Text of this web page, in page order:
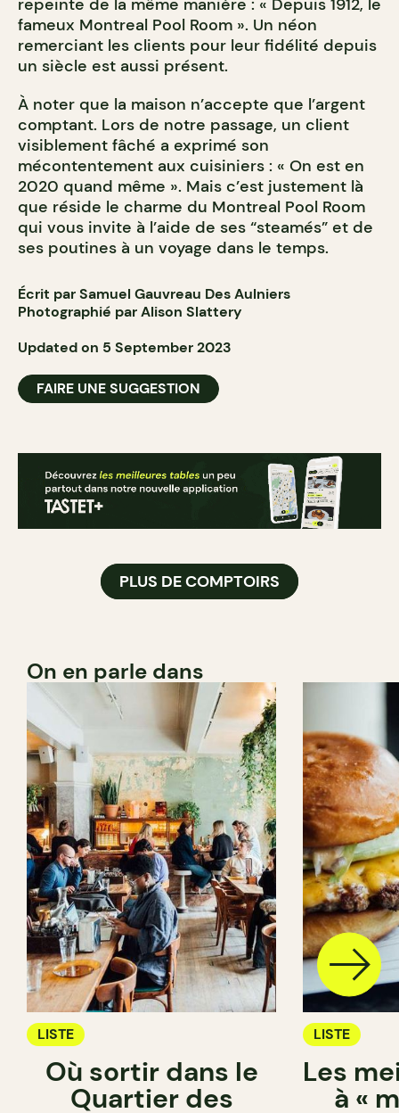
repeinte de la même manière : « Depuis 1912, le
fameux Montreal Pool Room ». Un néon
remerciant les clients pour leur fidélité depuis
un siècle est aussi présent.
À noter que la maison n’accepte que l’argent
comptant. Lors de notre passage, un client
visiblement fâché a exprimé son
mécontentement aux cuisiniers : « On est en
2020 quand même ». Mais c’est justement là
que réside le charme du Montreal Pool Room
qui vous invite à l’aide de ses “steamés” et de
ses poutines à un voyage dans le temps.
Écrit par Samuel Gauvreau Des Aulniers
Photographié par Alison Slattery
Updated on 5 September 2023
FAIRE UNE SUGGESTION
PLUS DE COMPTOIRS
On en parle dans
LISTE
Où sortir dans le
Quartier des
LISTE
Les
à «